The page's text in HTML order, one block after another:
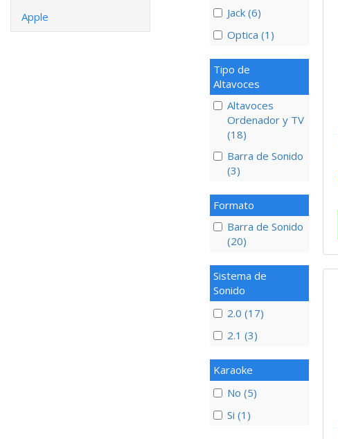
Apple
Jack (6)
Optica (1)
Tipo de
Altavoces
Altavoces
Ordenador y TV
(18)
Barra de Sonido
(3)
Formato
Barra de Sonido
(20)
Sistema de
Sonido
2.0 (17)
2.1 (3)
Karaoke
No (5)
Si (1)